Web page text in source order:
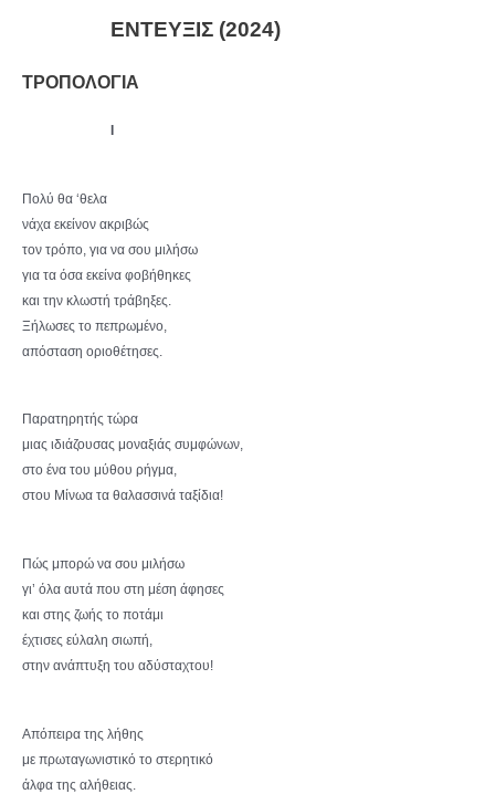
ΕΝΤΕΥΞΙΣ (2024)
ΤΡΟΠΟΛΟΓΙΑ
I
Πολύ θα ‘θελα
νάχα εκείνον ακριβώς
τον τρόπο, για να σου μιλήσω
για τα όσα εκείνα φοβήθηκες
και την κλωστή τράβηξες.
Ξήλωσες το πεπρωμένο,
απόσταση οριοθέτησες.
Παρατηρητής τώρα
μιας ιδιάζουσας μοναξιάς συμφώνων,
στο ένα του μύθου ρήγμα,
στου Μίνωα τα θαλασσινά ταξίδια!
Πώς μπορώ να σου μιλήσω
γι’ όλα αυτά που στη μέση άφησες
και στης ζωής το ποτάμι
έχτισες εύλαλη σιωπή,
στην ανάπτυξη του αδύσταχτου!
Απόπειρα της λήθης
με πρωταγωνιστικό το στερητικό
άλφα της αλήθειας.